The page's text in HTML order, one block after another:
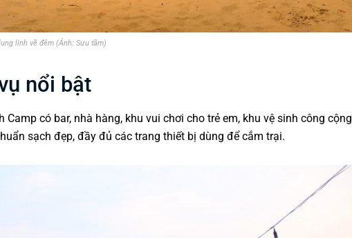
linh về đêm (Ảnh: Sưu tầm)
nổi bật
Camp có bar, nhà hàng, khu vui chơi cho trẻ em, khu vệ sinh công cộng
sạch đẹp, đầy đủ các trang thiết bị dùng để cắm trại.